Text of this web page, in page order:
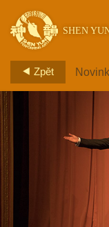
SHEN
Zpět